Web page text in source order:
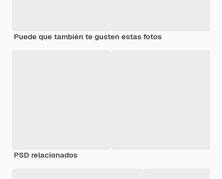
Puede que también te gusten estas fotos
PSD relacionados